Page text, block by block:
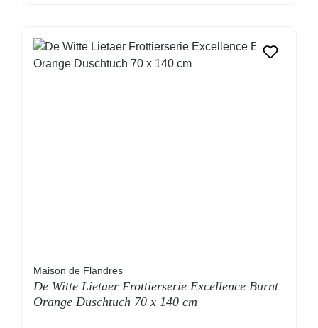
Maison de Flandres
De Witte Lietaer Frottierserie Excellence Burnt
Orange Duschtuch 70 x 140 cm